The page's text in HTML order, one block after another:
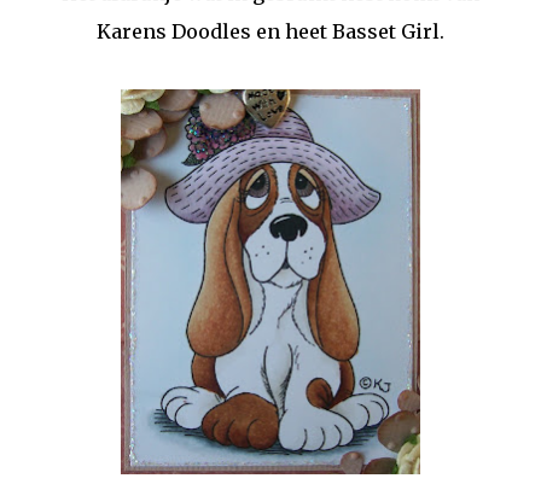
Karens Doodles en heet Basset Girl.